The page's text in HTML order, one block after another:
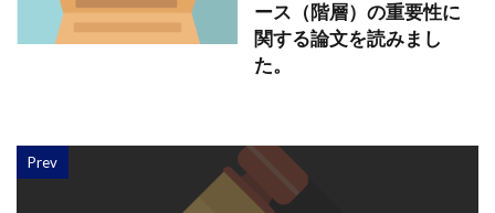
ース（階層）の重要性に
関する論文を読みまし
た。
Prev